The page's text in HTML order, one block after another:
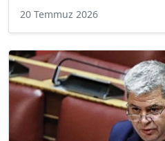
20 Temmuz 2026